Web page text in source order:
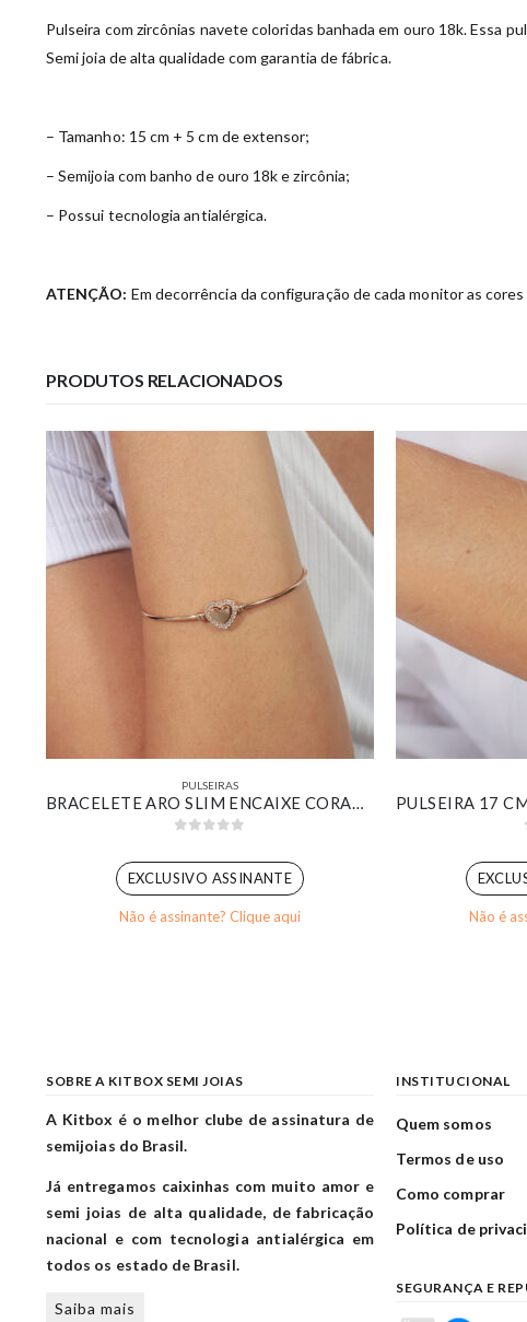
Pulseira com zircônias navete coloridas banhada em ouro 18k. Essa
Semi joia de alta qualidade com garantia de fábrica.
– Tamanho: 15 cm + 5 cm de extensor;
– Semijoia com banho de ouro 18k e zircônia;
– Possui tecnologia antialérgica.
ATENÇÃO: Em decorrência da configuração de cada monitor as
PRODUTOS RELACIONADOS
PULSEIRAS
BRACELETE ARO SLIM ENCAIXE CORAÇÃO BANHADO EM OURO 18K
EXCLUSIVO ASSINANTE
Não é assinante? Clique aqui Não é
SOBRE A KITBOX SEMI JOIAS
A Kitbox é o melhor clube de assinatura de
semijoias do Brasil.
Já entregamos caixinhas com muito amor e
semi joias de alta qualidade, de fabricação
nacional e com tecnologia antialérgica em
todos os estado de Brasil.
Saiba mais
INSTITUCIONAL
Quem somos
Termos de uso
Como comprar
Política de
SEGURANÇA E